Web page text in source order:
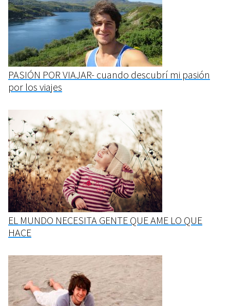
PASIÓN POR VIAJAR- cuando descubrí mi pasión
por los viajes
EL MUNDO NECESITA GENTE QUE AME LO QUE
HACE